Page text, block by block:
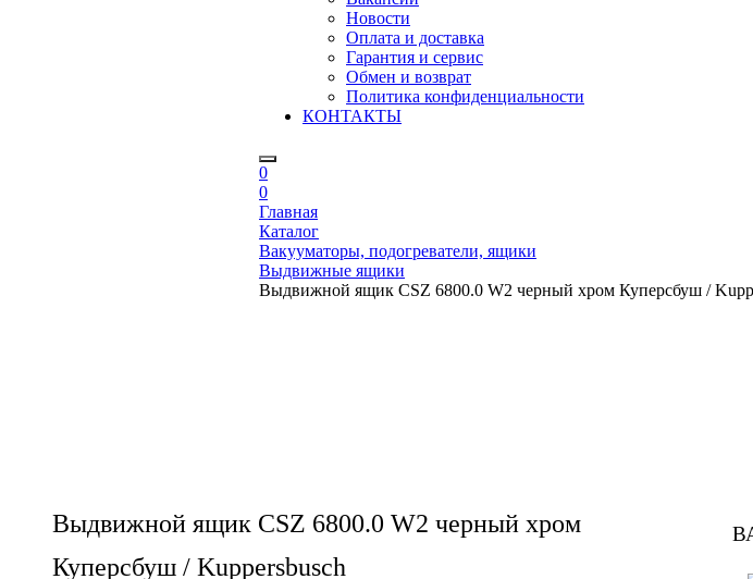
Новости
Оплата и доставка
Гарантия и сервис
Обмен и возврат
Политика конфиденциальности
КОНТАКТЫ
0
0
Главная
Каталог
Вакууматоры, подогреватели, ящики
Выдвижные ящики
Выдвижной ящик CSZ 6800.0 W2 черный хром Куперсбуш /
Выдвижной ящик CSZ 6800.0 W2 черный хром
Куперсбуш / Kuppersbusch